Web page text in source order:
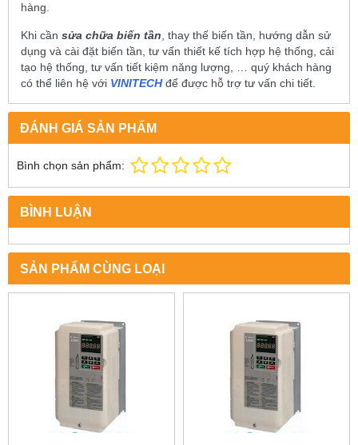
hàng.
Khi cần sửa chữa biến tần, thay thế biến tần, hướng dẫn sử
dụng và cài đặt biến tần, tư vấn thiết kế tích hợp hệ thống, cải
tạo hệ thống, tư vấn tiết kiệm năng lượng, … quý khách hàng
có thể liên hệ với VINITECHđể được hỗ trợ tư vấn chi tiết.
ĐÁNH GIÁ SẢN PHẨM
Bình chọn sản phẩm:
BÌNH LUẬN
SẢN PHẨM CÙNG LOẠI